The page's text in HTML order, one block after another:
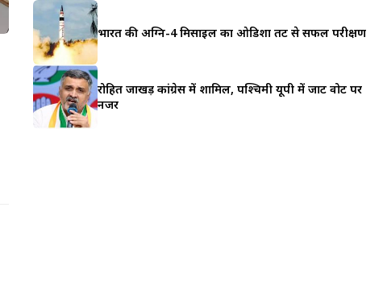
भारत की अग्नि-4 मिसाइल का ओडिशा तट से सफल परीक्षण
रोहित जाखड़ कांग्रेस में शामिल, पश्चिमी यूपी में जाट वोट पर
नजर